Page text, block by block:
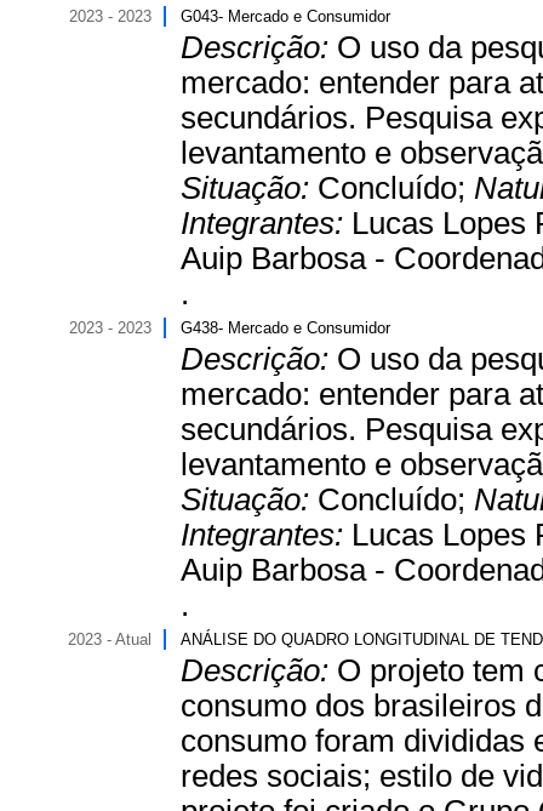
2023 - 2023 G043- Mercado e Consumidor
Descrição: O uso da
mercado: entender para
secundários. Pesquisa
levantamento e
Situação: Concluído;
Integrantes: Lucas Lopes
Auip Barbosa -
.
2023 - 2023 G438- Mercado e Consumidor
Descrição: O uso da
mercado: entender para
secundários. Pesquisa
levantamento e
Situação: Concluído;
Integrantes: Lucas Lopes
Auip Barbosa -
.
2023 - Atual ANÁLISE DO QUADRO LONGITUDINAL DE
Descrição: O projeto tem
consumo dos brasileiros
consumo foram divididas
redes sociais; estilo de